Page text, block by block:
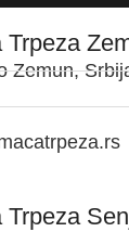
Trpeza
Zemun,
Trpeza